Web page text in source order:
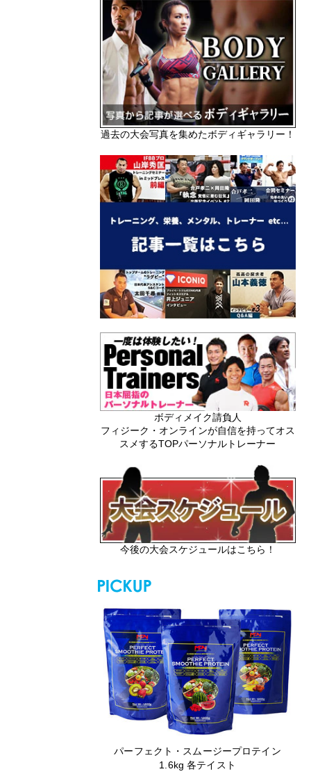
過去の大会写真を集めたボディギャラリー！
ボディメイク請負人
フィジーク・オンラインが自信を持ってオス
スメするTOPパーソナルトレーナー
今後の大会スケジュールはこちら！
パーフェクト・スムージープロテイン
1.6kg 各テイスト